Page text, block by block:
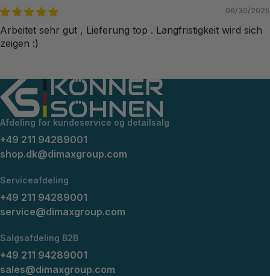
06/30/2026
Arbeitet sehr gut , Lieferung top . Langfristigkeit wird sich
zeigen :)
Afdeling for kundeservice og detailsalg
+49 211 94289001
shop.dk@dimaxgroup.com
Serviceafdeling
+49 211 94289001
service@dimaxgroup.com
Salgsafdeling B2B
+49 211 94289001
sales@dimaxgroup.com